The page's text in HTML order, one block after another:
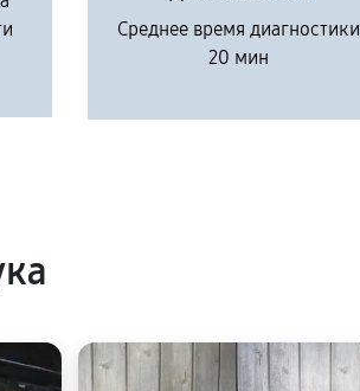
Среднее время диагностики
20 мин